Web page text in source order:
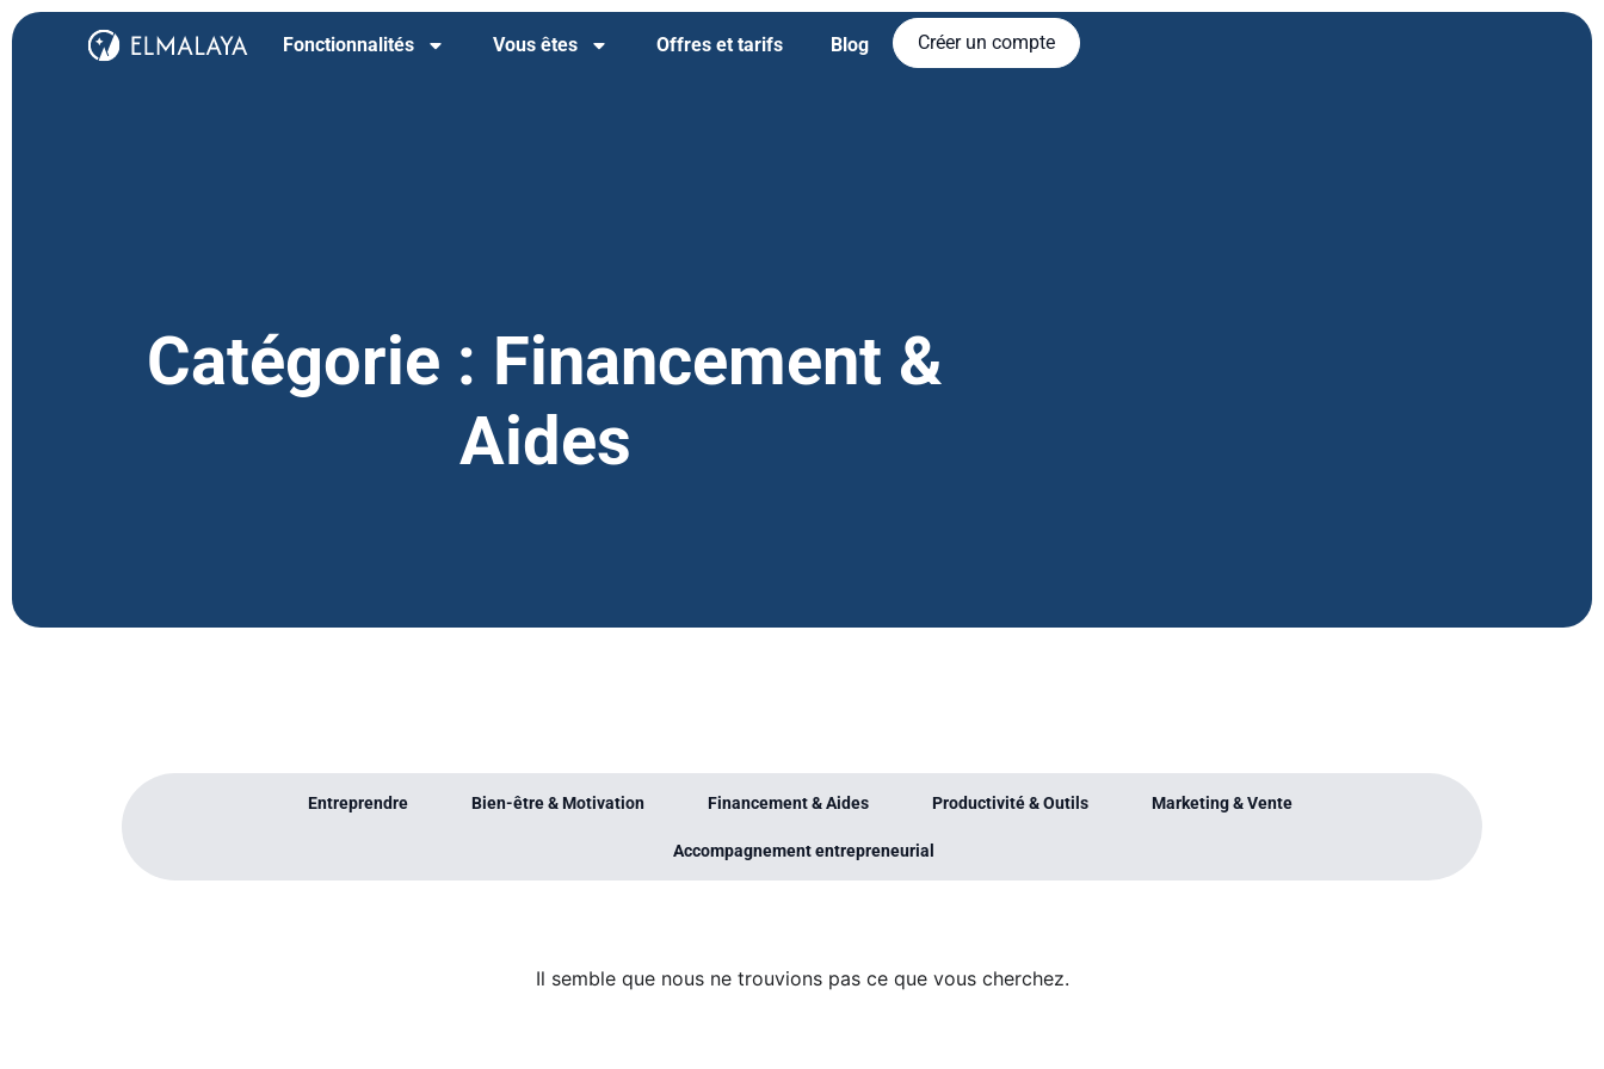
Fonctionnalités Vous êtes Offres et tarifs Blog Créer un compte
Catégorie : Financement &
Aides
Entreprendre Bien-être & Motivation Financement & Aides Productivité & Outils Marketing & Vente
Accompagnement entrepreneurial
Il semble que nous ne trouvions pas ce que vous cherchez.